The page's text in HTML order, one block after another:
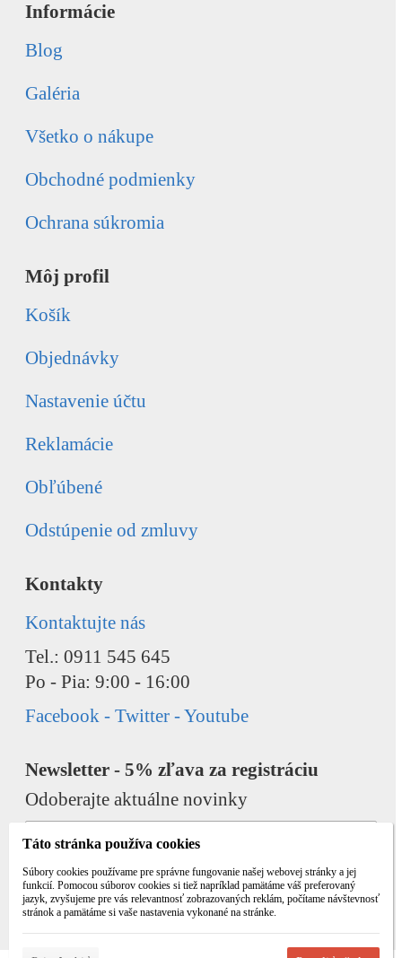
Informácie
Blog
Galéria
Všetko o nákupe
Obchodné podmienky
Ochrana súkromia
Môj profil
Košík
Objednávky
Nastavenie účtu
Reklamácie
Obľúbené
Odstúpenie od zmluvy
Kontakty
Kontaktujte nás
Tel.: 0911 545 645
Po - Pia: 9:00 - 16:00
Facebook - Twitter - Youtube
Newsletter - 5% zľava za registráciu
Odoberajte aktuálne novinky
Odobrať Pridať
Táto stránka používa cookies
Súbory cookies používame pre správne fungovanie našej webovej stránky a jej
funkcií. Pomocou súborov cookies si tiež napríklad pamätáme váš preferovaný
jazyk, zvyšujeme pre vás relevantnosť zobrazovaných reklám, počítame návštevnosť
stránok a pamätáme si vaše nastavenia vykonané na stránke.